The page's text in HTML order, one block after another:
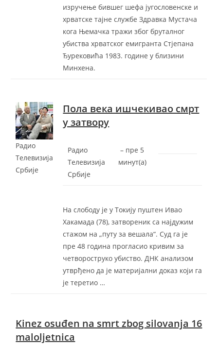
изручење бившег шефа југословенске и
хрватске тајне службе Здравка Мустача
кога Њемачка тражи због бруталног
убиства хрватског емигранта Стјепана
Ђурековића 1983. године у близини
Минхена.
Радио
Телевизија
Србије
Пола века ишчекивао смрт
у затвору
Радио
Телевизија
Србије
– ‎пре 5
минут(а)‎
На слободу је у Токију пуштен Ивао
Хакамада (78), затвореник са најдужим
стажом на „путу за вешала“. Суд га је
пре 48 година прогласио кривим за
четвороструко убиство. ДНК анализом
утврђено да је материјални доказ који га
је теретио …
Kinez osuđen na smrt zbog silovanja 16
maloljetnica